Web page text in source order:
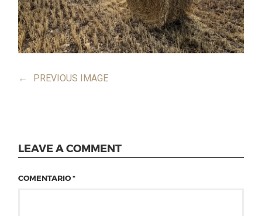
← PREVIOUS IMAGE
LEAVE A COMMENT
COMENTARIO*